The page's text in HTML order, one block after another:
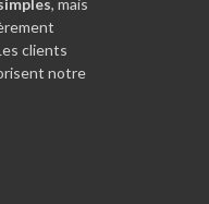
, mais
clients
notre